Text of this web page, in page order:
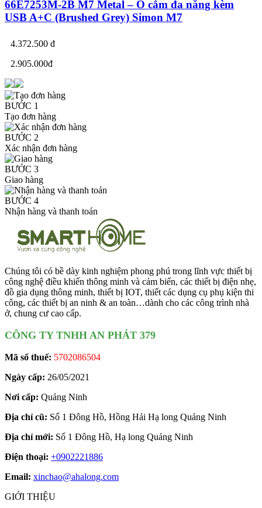
66E7253M-2B M7 Metal – Ổ cắm đa năng kèm
USB A+C (Brushed Grey) Simon M7
4.372.500 đ
2.905.000đ
BƯỚC 1
Tạo đơn hàng
BƯỚC 2
Xác nhận đơn hàng
BƯỚC 3
Giao hàng
BƯỚC 4
Nhận hàng và thanh toán
Chúng tôi có bề dày kinh nghiệm phong phú trong lĩnh vực thiết bị
công nghệ điều khiển thông minh và cảm biến, các thiết bị điện nhẹ,
đồ gia dụng thông minh, thiết bị IOT, thiết các dụng cụ phụ kiện thi
công, các thiết bị an ninh & an toàn…dành cho các công trình nhà
ở, chung cư cao cấp.
CÔNG TY TNHH AN PHÁT 379
Mã số thuế: 5702086504
Ngày cấp: 26/05/2021
Nơi cấp: Quảng Ninh
Địa chỉ cũ: Số 1 Đông Hồ, Hồng Hải Hạ long Quảng Ninh
Địa chỉ mới: Số 1 Đông Hồ, Hạ long Quảng Ninh
Điện thoại: +0902221886
Email: xinchao@ahalong.com
GIỚI THIỆU